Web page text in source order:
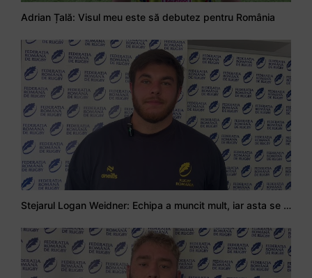
Adrian Țală: Visul meu este să debutez pentru România
Stejarul Logan Weidner: Echipa a muncit mult, iar asta se va vedea în meciurile de la Nations Cup